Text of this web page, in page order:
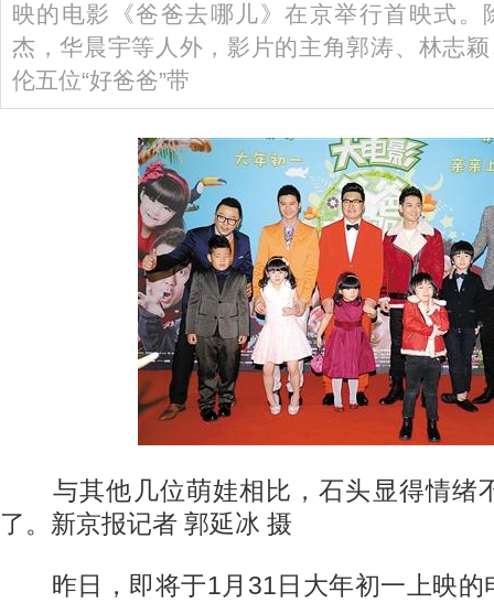
映的电影《爸爸去哪儿》在京举行首映式。
杰，华晨宇等人外，影片的主角郭涛、林志
伦五位“好爸爸”带
与其他几位萌娃相比，石头显得情绪
了。新京报记者 郭延冰 摄
昨日，即将于1月31日大年初一上映的